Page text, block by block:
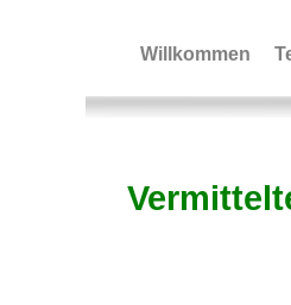
Willkommen
Immobiliensuche+Bild